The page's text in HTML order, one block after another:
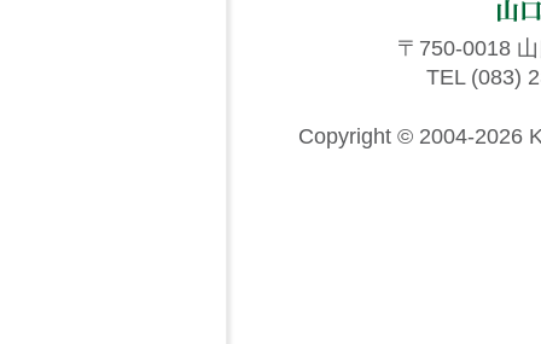
〒750-0018
TEL (083)
Copyright © 2004-2026